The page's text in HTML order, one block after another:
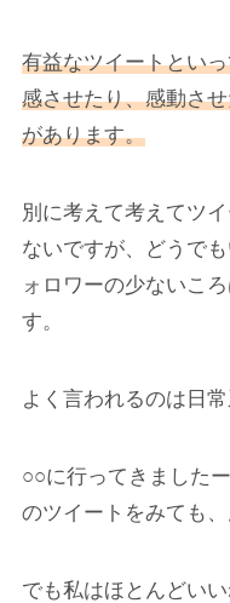
有益なツイートとい
感させたり、感動さ
があります。
別に考えて考えてツ
ないですが、どうで
ォロワーの少ないこ
す。
よく言われるのは日
○○に行ってきました
のツイートをみても
でも私はほとんどい